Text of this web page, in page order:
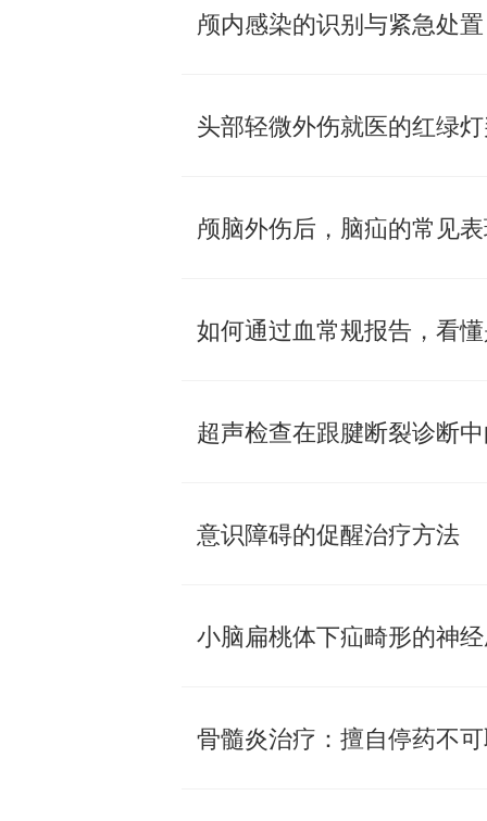
颅内感染的识别与紧急处置
头部轻微外伤就医的红绿
颅脑外伤后，脑疝的常见
如何通过血常规报告，看
超声检查在跟腱断裂诊断
意识障碍的促醒治疗方法
小脑扁桃体下疝畸形的神
骨髓炎治疗：擅自停药不